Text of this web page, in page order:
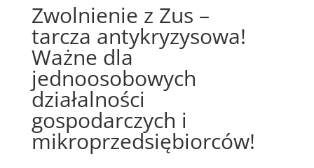
Zwolnienie z Zus –
tarcza antykryzysowa!
Ważne dla
jednoosobowych
działalności
gospodarczych i
mikroprzedsiębiorców!